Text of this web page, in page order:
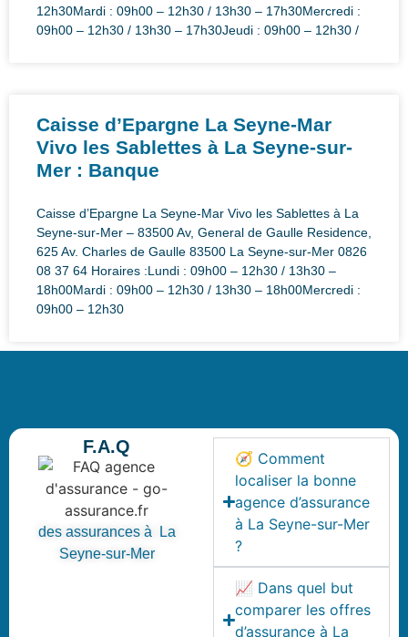
12h30Mardi : 09h00 – 12h30 / 13h30 – 17h30Mercredi :
09h00 – 12h30 / 13h30 – 17h30Jeudi : 09h00 – 12h30 /
Caisse d’Epargne La Seyne-Mar
Vivo les Sablettes à La Seyne-sur-
Mer : Banque
Caisse d’Epargne La Seyne-Mar Vivo les Sablettes à La
Seyne-sur-Mer – 83500 Av, General de Gaulle Residence,
625 Av. Charles de Gaulle 83500 La Seyne-sur-Mer 0826
08 37 64 Horaires :Lundi : 09h00 – 12h30 / 13h30 –
18h00Mardi : 09h00 – 12h30 / 13h30 – 18h00Mercredi :
09h00 – 12h30
F.A.Q
des assurances à La
Seyne-sur-Mer
🧭 Comment
localiser la bonne
agence d’assurance
à La Seyne-sur-Mer
?
📈 Dans quel but
comparer les offres
d’assurance à La